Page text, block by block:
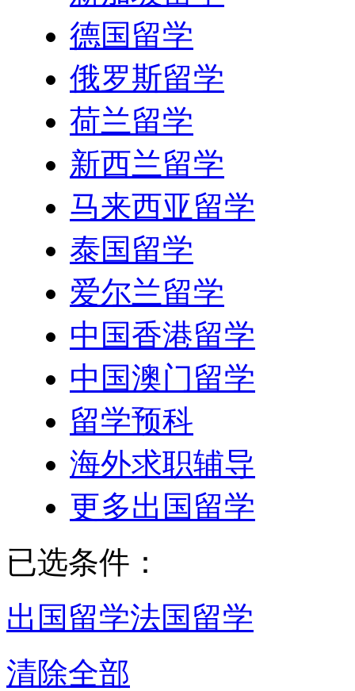
德国留学
俄罗斯留学
荷兰留学
新西兰留学
马来西亚留学
泰国留学
爱尔兰留学
中国香港留学
中国澳门留学
留学预科
海外求职辅导
更多出国留学
已选条件：
出国留学法国留学
清除全部